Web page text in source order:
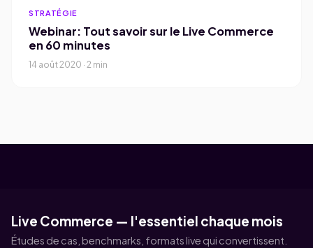
STRATÉGIE
Webinar: Tout savoir sur le Live Commerce
en 60 minutes
14 août 2020 · 2 min
Live Commerce — l'essentiel chaque mois
Études de cas, benchmarks, formats live qui convertissent.